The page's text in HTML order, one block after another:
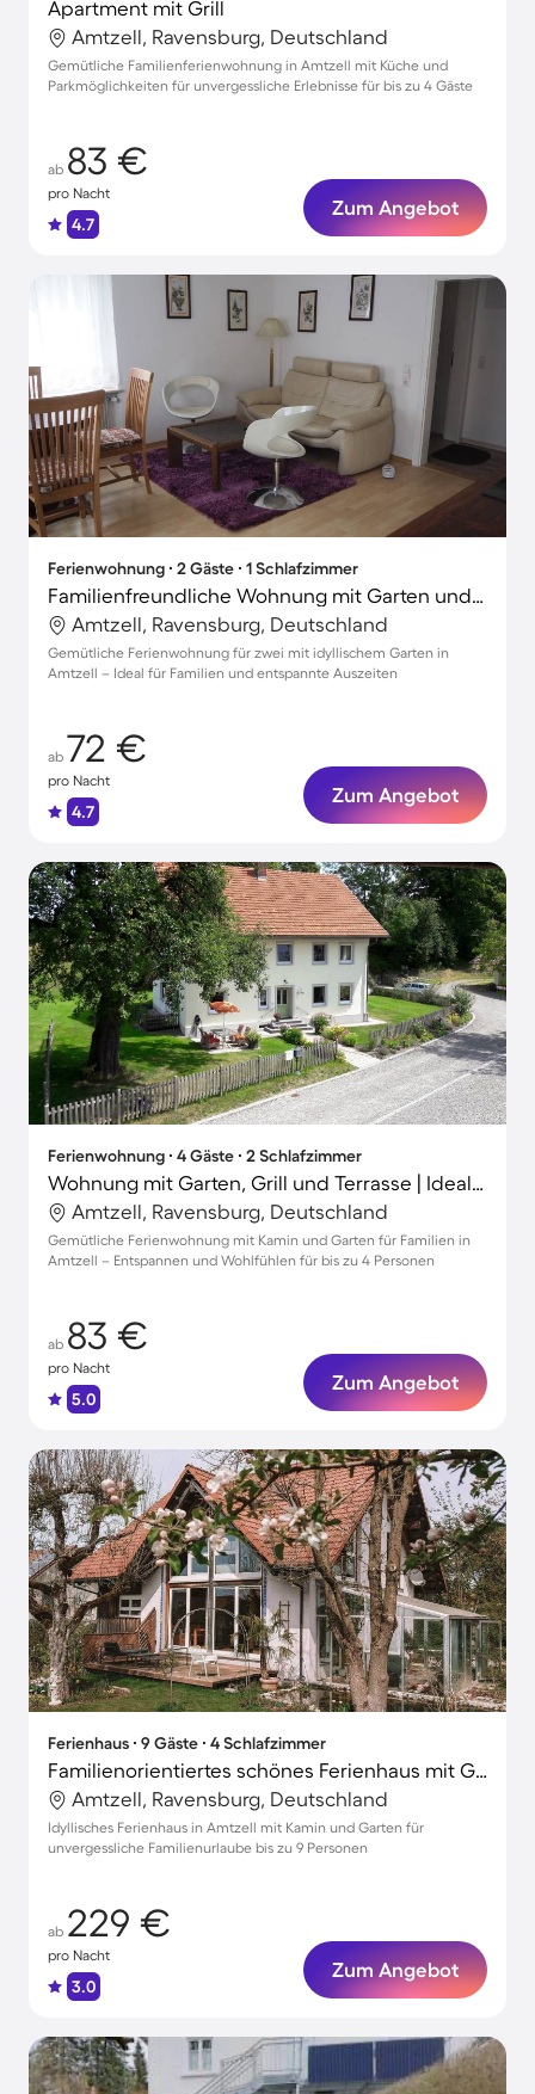
Apartment mit Grill
Amtzell, Ravensburg, Deutschland
Gemütliche Familienferienwohnung in Amtzell mit Küche und
Parkmöglichkeiten für unvergessliche Erlebnisse für bis zu 4 Gäste
ab 83 €
pro Nacht
4.7
Zum Angebot
Ferienwohnung ∙ 2 Gäste ∙ 1 Schlafzimmer
Familienfreundliche Wohnung mit Garten und Grill
Amtzell, Ravensburg, Deutschland
Gemütliche Ferienwohnung für zwei mit idyllischem Garten in
Amtzell – Ideal für Familien und entspannte Auszeiten
ab 72 €
pro Nacht
4.7
Zum Angebot
Ferienwohnung ∙ 4 Gäste ∙ 2 Schlafzimmer
Wohnung mit Garten, Grill und Terrasse | Ideal für Homeoffice
Amtzell, Ravensburg, Deutschland
Gemütliche Ferienwohnung mit Kamin und Garten für Familien in
Amtzell – Entspannen und Wohlfühlen für bis zu 4 Personen
ab 83 €
pro Nacht
5.0
Zum Angebot
Ferienhaus ∙ 9 Gäste ∙ 4 Schlafzimmer
Familienorientiertes schönes Ferienhaus mit Grill, Garten und Terrasse | Perfekt für die Arbeit von Zuhause
Amtzell, Ravensburg, Deutschland
Idyllisches Ferienhaus in Amtzell mit Kamin und Garten für
unvergessliche Familienurlaube bis zu 9 Personen
ab 229 €
pro Nacht
3.0
Zum Angebot